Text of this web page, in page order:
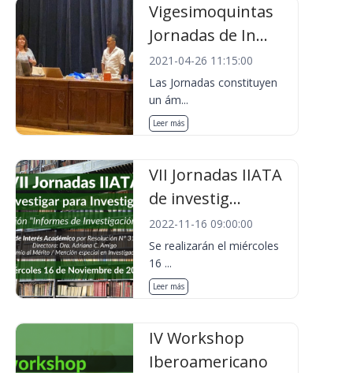
Vigesimoquintas
Jornadas de In...
2021-04-26 11:15:00
Las Jornadas constituyen
un ám...
Leer más
VII Jornadas IIATA
de investig...
2022-11-16 09:00:00
Se realizarán el miércoles
16 ...
Leer más
IV Workshop
Iberoamericano